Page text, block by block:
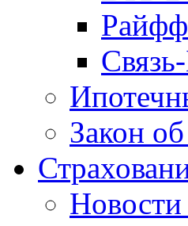
Закон
Новости